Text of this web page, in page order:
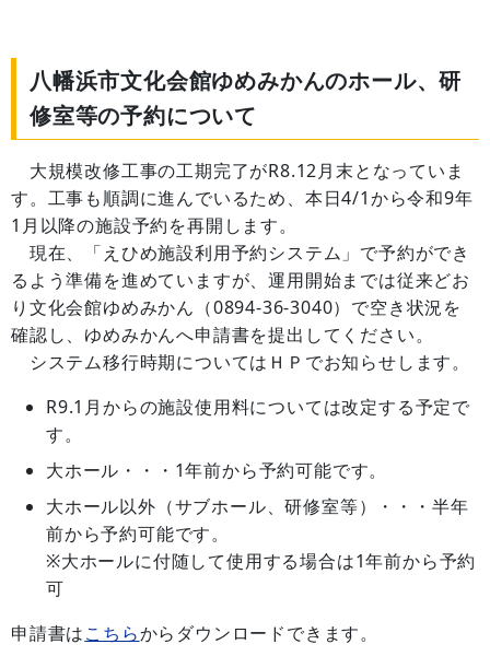
八幡浜市文化会館ゆめみかんのホール、研
修室等の予約について
大規模改修工事の工期完了がR8.12月末となっていま
す。工事も順調に進んでいるため、本日4/1から令和9年
1月以降の施設予約を再開します。
現在、「えひめ施設利用予約システム」で予約ができ
るよう準備を進めていますが、運用開始までは従来どお
り文化会館ゆめみかん（0894-36-3040）で空き状況を
確認し、ゆめみかんへ申請書を提出してください。
システム移行時期についてはＨＰでお知らせします。
R9.1月からの施設使用料については改定する予定で
す。
大ホール・・・1年前から予約可能です。
大ホール以外（サブホール、研修室等）・・・半年
前から予約可能です。
※大ホールに付随して使用する場合は1年前から予約
可
申請書はこちらからダウンロードできます。